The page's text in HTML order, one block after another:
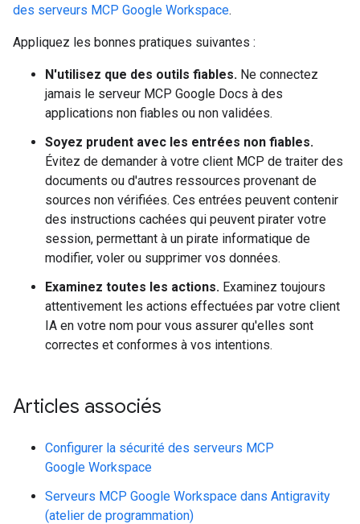
des serveurs MCP Google Workspace.
Appliquez les bonnes pratiques suivantes :
N'utilisez que des outils fiables. Ne connectez
jamais le serveur MCP Google Docs à des
applications non fiables ou non validées.
Soyez prudent avec les entrées non fiables.
Évitez de demander à votre client MCP de traiter des
documents ou d'autres ressources provenant de
sources non vérifiées. Ces entrées peuvent contenir
des instructions cachées qui peuvent pirater votre
session, permettant à un pirate informatique de
modifier, voler ou supprimer vos données.
Examinez toutes les actions. Examinez toujours
attentivement les actions effectuées par votre client
IA en votre nom pour vous assurer qu'elles sont
correctes et conformes à vos intentions.
Articles associés
Configurer la sécurité des serveurs MCP
Google Workspace
Serveurs MCP Google Workspace dans Antigravity
(atelier de programmation)